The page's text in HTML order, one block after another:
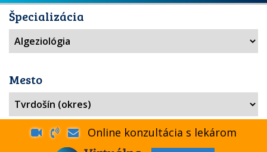
Špecializácia
Mesto
Online konzultácia s lekárom